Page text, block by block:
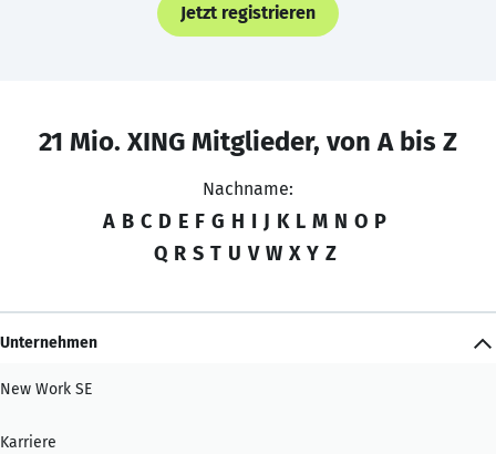
Jetzt registrieren
21 Mio. XING Mitglieder, von A bis Z
Nachname:
A B C D E F G H I J K L M N O P
Q R S T U V W X Y Z
Unternehmen
New Work SE
Karriere